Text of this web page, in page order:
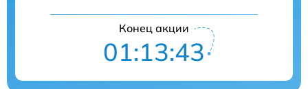
Конец акции
01:13:42